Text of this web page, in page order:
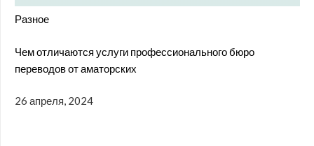
Разное
Чем отличаются услуги профессионального бюро
переводов от аматорских
26 апреля, 2024